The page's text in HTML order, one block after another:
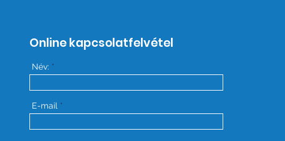
Online kapcsolatfelvétel
Név:
E-mail